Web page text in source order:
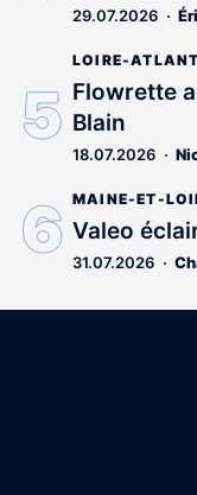
29.07.2026
LOIRE-
Flowrette
Blain
18.07.2026
MAINE-ET-
Valeo
31.07.2026